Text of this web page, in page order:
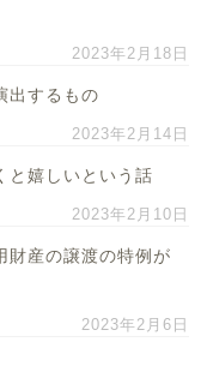
2023年2月18日
出するもの
2023年2月14日
と嬉しいという話
2023年2月10日
財産の譲渡の特例が
2023年2月6日